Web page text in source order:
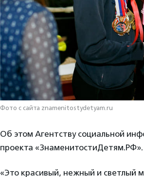
Фото с сайта znamenitostydetyam.ru
Об этом Агентству социальной
проекта «ЗнаменитостиДетям.РФ».
«Это красивый, нежный и светлый